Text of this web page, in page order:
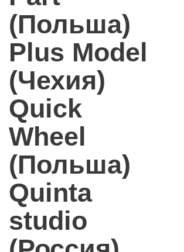
(Польша)
Plus Model
(Чехия)
Quick
Wheel
(Польша)
Quinta
studio